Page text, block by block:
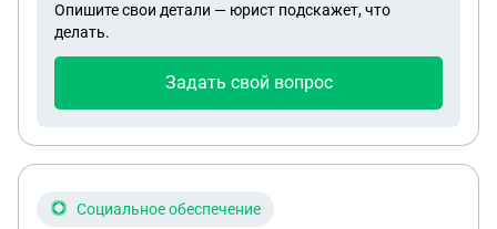
использовать авто по назначению для перевозки
членов семьи)
Опишите свои детали — юрист подскажет, что
делать.
Задать свой вопрос
Социальное обеспечение